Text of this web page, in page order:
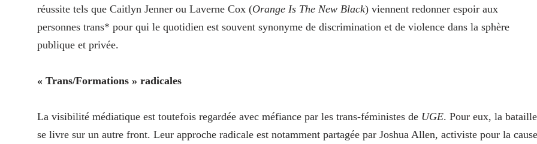
réussite tels que Caitlyn Jenner ou Laverne Cox (Orange Is The New Black) viennent redonner espoir aux
personnes trans* pour qui le quotidien est souvent synonyme de discrimination et de violence dans la sphère
publique et privée.
« Trans/Formations » radicales
La visibilité médiatique est toutefois regardée avec méfiance par les trans-féministes de UGE. Pour eux, la bataille
se livre sur un autre front. Leur approche radicale est notamment partagée par Joshua Allen, activiste pour la cause